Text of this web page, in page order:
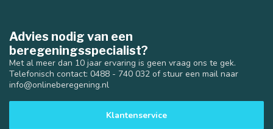
Advies nodig van een
beregeningsspecialist?
Met al meer dan 10 jaar ervaring is geen vraag ons te gek.
Telefonisch contact: 0488 - 740 032 of stuur een mail naar
info@onlineberegening.nl
Klantenservice